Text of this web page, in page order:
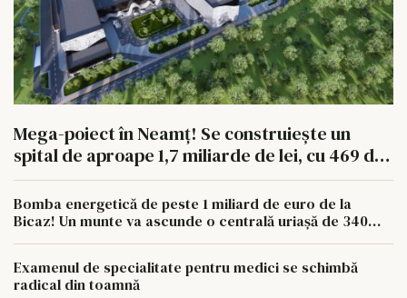
Mega-poiect în Neamț! Se construiește un
spital de aproape 1,7 miliarde de lei, cu 469 de
paturi
Bomba energetică de peste 1 miliard de euro de la
Bicaz! Un munte va ascunde o centrală uriașă de 340
Examenul de specialitate pentru medici se schimbă
radical din toamnă